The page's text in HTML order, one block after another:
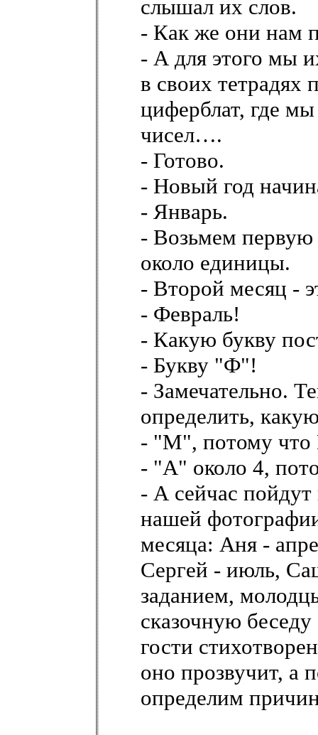
слышал их слов.
- Как же они нам
- А для этого мы
в своих тетрадях
циферблат, где
чисел….
- Готово.
- Новый год
- Январь.
- Возьмем первую
около единицы.
- Второй месяц -
- Февраль!
- Какую букву
- Букву "Ф"!
- Замечательно.
определить,
- "М", потому
- "А" около 4,
- А сейчас
нашей
месяца: Аня -
Сергей - июль,
заданием,
сказочную
гости
оно прозвучит,
определим